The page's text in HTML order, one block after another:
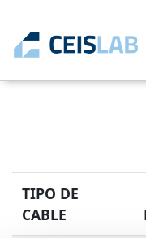
TIPO DE
CABLE